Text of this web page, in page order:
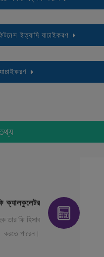
ইত্যাদি যাচাইকরণ
ক্যালকুলেটর
তার ফি হিসাব
করতে পারেন।